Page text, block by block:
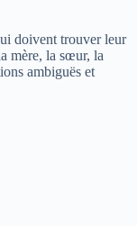
doivent trouver leur
mère, la sœur, la
ambiguës et